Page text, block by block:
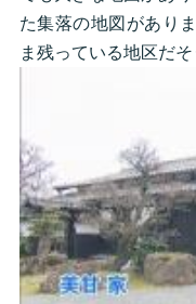
た集落の地図があり
ま残っている地区だそ